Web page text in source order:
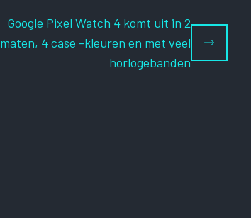
Google Pixel Watch 4 komt uit in 2
maten, 4 case -kleuren en met veel
horlogebanden